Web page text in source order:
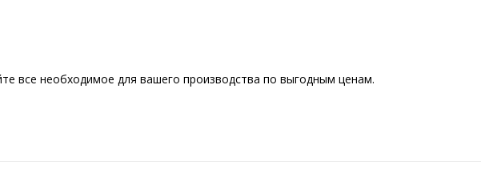
все необходимое для вашего производства по выгодным ценам.